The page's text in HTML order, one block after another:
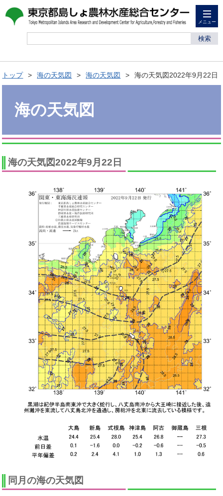
メニュー
検索
トップ 海の天気図 海の天気図 海の天気図2022年9月22日
海の天気図
海の天気図2022年9月22日
同月の海の天気図